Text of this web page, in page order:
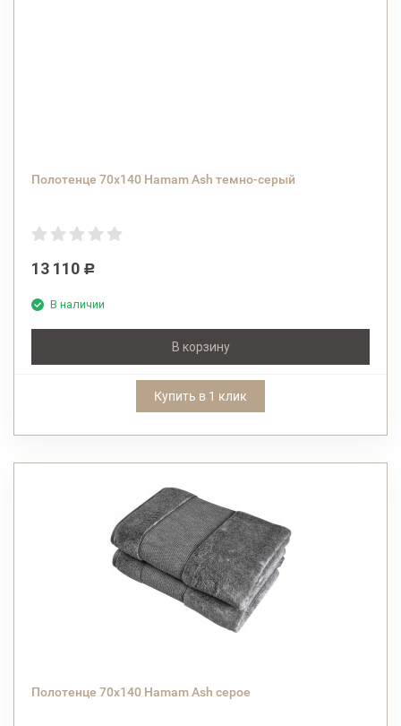
Полотенце 70х140 Hamam Ash темно-серый
13 110 Р
В наличии
В корзину
Купить в 1 клик
Полотенце 70х140 Hamam Ash серое